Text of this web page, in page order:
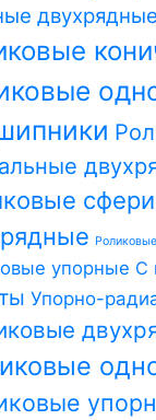
двухрядные
упорные С
Упорно-